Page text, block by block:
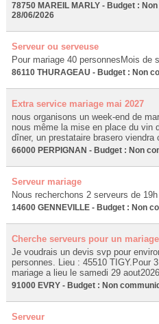
78750 MAREIL MARLY - Budget :
28/06/2026
Serveur ou serveuse
Pour mariage 40 personnesMois de
86110 THURAGEAU - Budget : Non
Extra service mariage mai 2027
nous organisons un week-end de
nous même la mise en place du vin
dîner, un prestataire brasero
66000 PERPIGNAN - Budget : Non
Serveur mariage
Nous recherchons 2 serveurs de
14600 GENNEVILLE - Budget : Non
Cherche serveurs pour un mariage
Je voudrais un devis svp pour
personnes. Lieu : 45510 TIGY.Pour
mariage a lieu le samedi 29
91000 EVRY - Budget : Non
Serveur